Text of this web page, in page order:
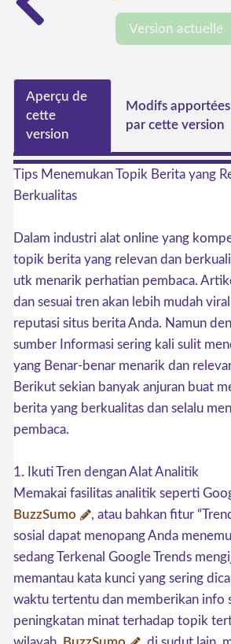
Version actuelle
Aperçu de
cette
version
Modifs apportées
par cette version